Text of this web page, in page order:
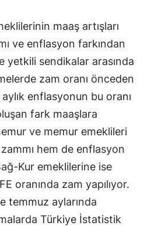
Osmaniye
Düzce
maaş artışları
ve enflasyon farkından
yetkili sendikalar arasında
zam oranı önceden
enflasyonun bu oranı
fark maaşlara
ve memur emeklileri
hem de enflasyon
Kur emeklilerine ise
oranında zam yapılıyor.
temmuz aylarında
Türkiye İstatistik